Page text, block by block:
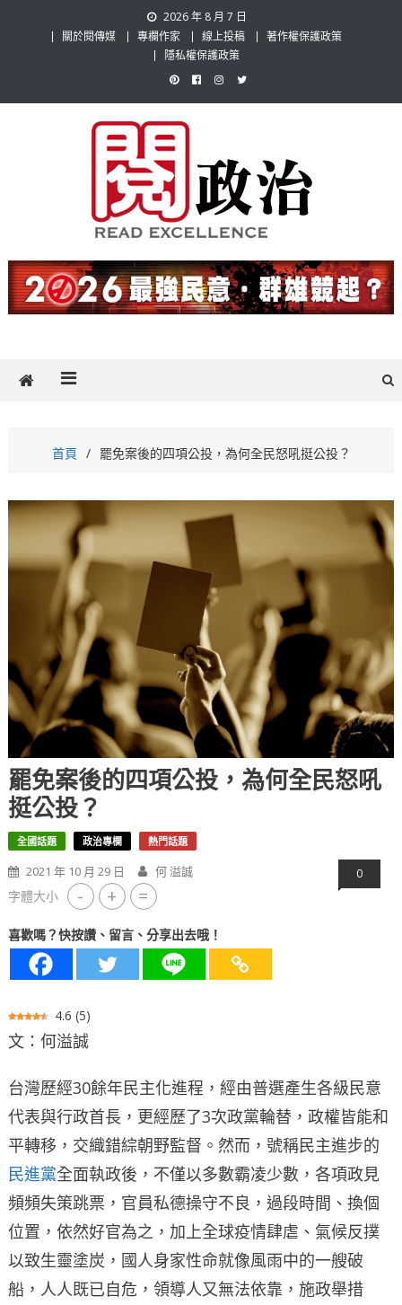
2026 年 8 月 7 日
關於閱傳媒
專欄作家 線上投稿
著作權保護政策
隱私權保護政策
閱政治 Read Gov News
題，也要專業評論，閱政治與多元的政治評論家與專欄作家邀稿合作，
讓讀者有最多元和專業的選擇。
首頁 罷免案後的四項公投，為何全民怒吼挺公投？
罷免案後的四項公投，為何全民怒吼
挺公投？
全國話題 政治專欄 熱門話題
2021 年 10 月 29 日 何 溢誠 0
字體大小 - + =
喜歡嗎？快按讚、留言、分享出去哦！
4.6 (5)
文：何溢誠
台灣歷經30餘年民主化進程，經由普選產生各級民意
代表與行政首長，更經歷了3次政黨輪替，政權皆能和
平轉移，交織錯綜朝野監督。然而，號稱民主進步的
民進黨全面執政後，不僅以多數霸凌少數，各項政見
頻頻失策跳票，官員私德操守不良，過段時間、換個
位置，依然好官為之，加上全球疫情肆虐、氣候反撲
以致生靈塗炭，國人身家性命就像風雨中的一艘破
船，人人既已自危，領導人又無法依靠，施政舉措